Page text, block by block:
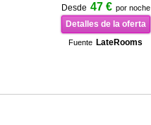
Desde 47 € por noche
Detalles de la oferta
Fuente LateRooms